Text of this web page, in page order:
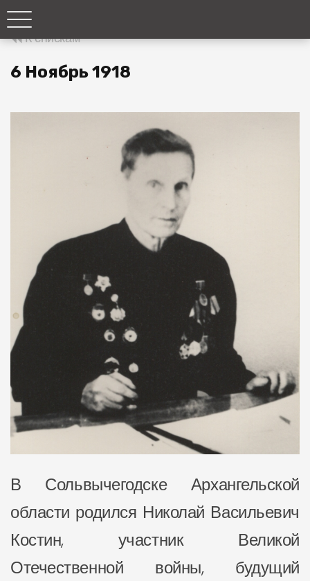
К спискам
6 Ноябрь 1918
В Сольвычегодске Архангельской
области родился Николай Васильевич
Костин, участник Великой
Отечественной войны, будущий